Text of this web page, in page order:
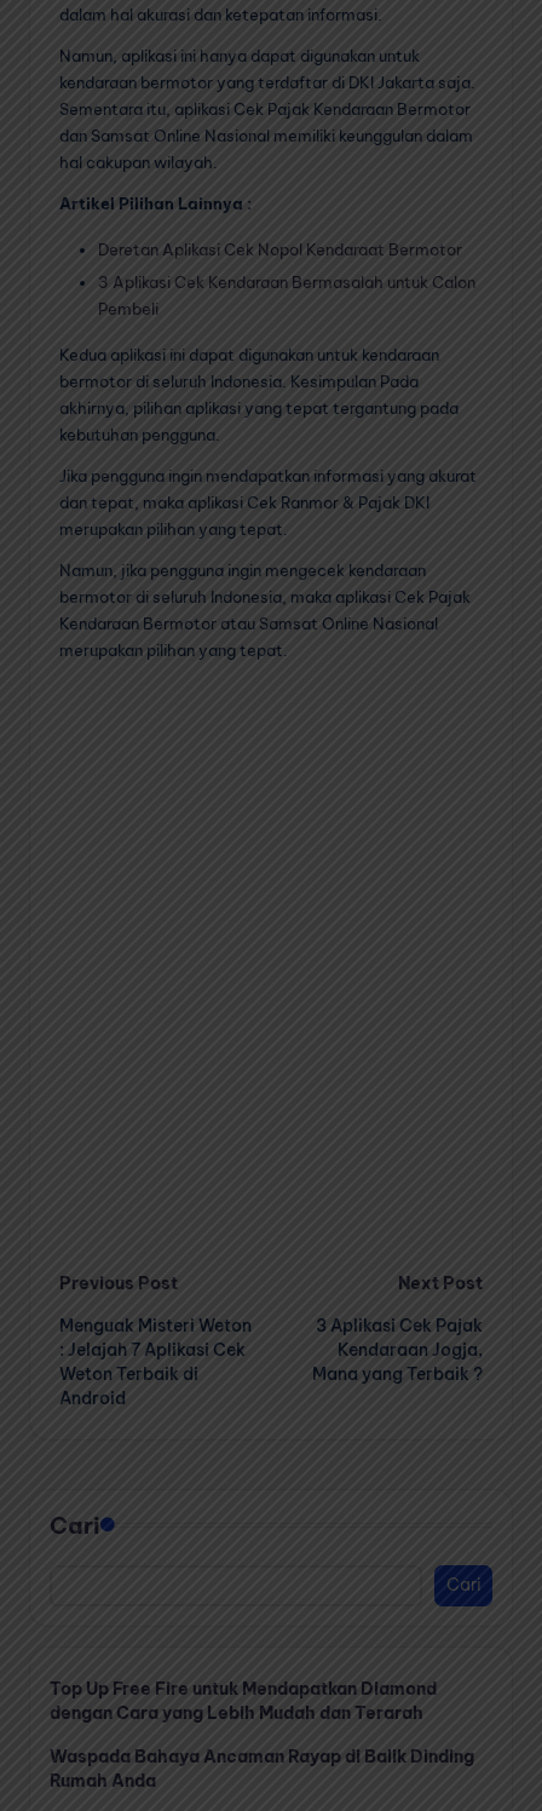
dalam hal akurasi dan ketepatan informasi.
Namun, aplikasi ini hanya dapat digunakan untuk
kendaraan bermotor yang terdaftar di DKI Jakarta saja.
Sementara itu, aplikasi Cek Pajak Kendaraan Bermotor
dan Samsat Online Nasional memiliki keunggulan dalam
hal cakupan wilayah.
Artikel Pilihan Lainnya :
Deretan Aplikasi Cek Nopol Kendaraat Bermotor
3 Aplikasi Cek Kendaraan Bermasalah untuk Calon
Pembeli
Kedua aplikasi ini dapat digunakan untuk kendaraan
bermotor di seluruh Indonesia. Kesimpulan Pada
akhirnya, pilihan aplikasi yang tepat tergantung pada
kebutuhan pengguna.
Jika pengguna ingin mendapatkan informasi yang akurat
dan tepat, maka aplikasi Cek Ranmor & Pajak DKI
merupakan pilihan yang tepat.
Namun, jika pengguna ingin mengecek kendaraan
bermotor di seluruh Indonesia, maka aplikasi Cek Pajak
Kendaraan Bermotor atau Samsat Online Nasional
merupakan pilihan yang tepat.
Post
navigation
Previous Post
Menguak Misteri Weton
: Jelajah 7 Aplikasi Cek
Weton Terbaik di
Android
Next Post
3 Aplikasi Cek Pajak
Kendaraan Jogja,
Mana yang Terbaik ?
Cari
Cari
Top Up Free Fire untuk Mendapatkan Diamond
dengan Cara yang Lebih Mudah dan Terarah
Waspada Bahaya Ancaman Rayap di Balik Dinding
Rumah Anda